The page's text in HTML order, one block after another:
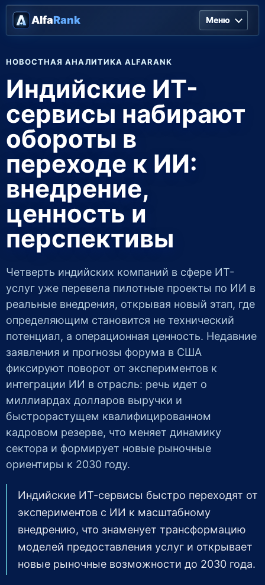
AlfaRank Меню
НОВОСТНАЯ АНАЛИТИКА ALFARANK
Индийские ИТ-
сервисы набирают
обороты в
переходе к ИИ:
внедрение,
ценность и
перспективы
Четверть индийских компаний в сфере ИТ-
услуг уже перевела пилотные проекты по ИИ в
реальные внедрения, открывая новый этап, где
определяющим становится не технический
потенциал, а операционная ценность. Недавние
заявления и прогнозы форума в США
фиксируют поворот от экспериментов к
интеграции ИИ в отрасль: речь идет о
миллиардах долларов выручки и
быстрорастущем квалифицированном
кадровом резерве, что меняет динамику
сектора и формирует новые рыночные
ориентиры к 2030 году.
Индийские ИТ-сервисы быстро переходят от
экспериментов с ИИ к масштабному
внедрению, что знаменует трансформацию
моделей предоставления услуг и открывает
новые рыночные возможности до 2030 года.